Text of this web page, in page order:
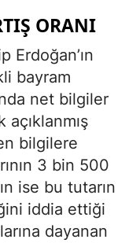
ORANI
Erdoğan’ın
bayram
net bilgiler
bilgilere
3 bin 500
ise bu tutarın
iddia ettiği
dayanan